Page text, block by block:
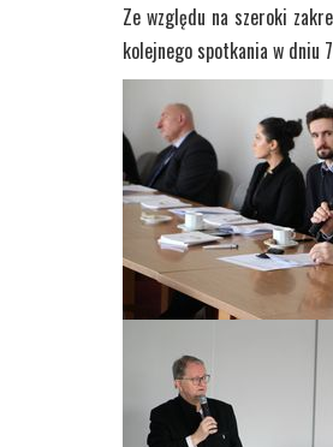
Ze względu na szeroki
kolejnego spotkania w dniu